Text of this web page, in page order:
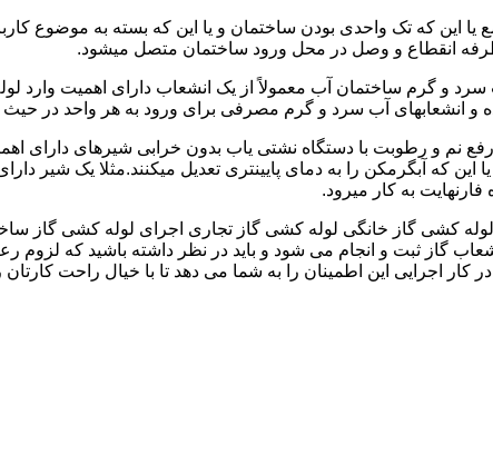
یا این که تک واحدی بودن ساختمان و یا این که بسته به موضوع
انقطاع و وصل در محل ورود ساختمان متصل میشود.
گرم ساختمان آب معمولاً از یک انشعاب دارای اهمیت وارد
و انشعابهای آب سرد و گرم مصرفی برای ورود به هر واحد در
و رطوبت با دستگاه نشتی یاب بدون خرابی شیرهای دارای
کشی گاز خانگی لوله کشی گاز تجاری اجرای لوله کشی گاز
ثبت و انجام می شود و باید در نظر داشته باشید که لزوم
اجرایی این اطمینان را به شما می دهد تا با خیال راحت کارتان